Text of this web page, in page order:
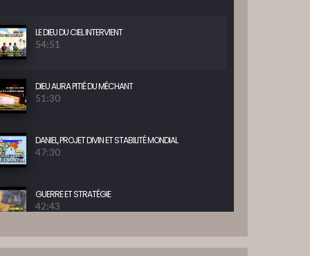
LE DIEU DU CIEL INTERVIENT
54:51
DIEU AURA PITIÉ DU MÉCHANT
51:30
DANIEL, PROJET DIVIN ET STABILITÉ MONDIAL
47:30
GUERRE ET STRATÉGIE
42:43
BONHEUR POUR ISRAEL ET LES NATIONS